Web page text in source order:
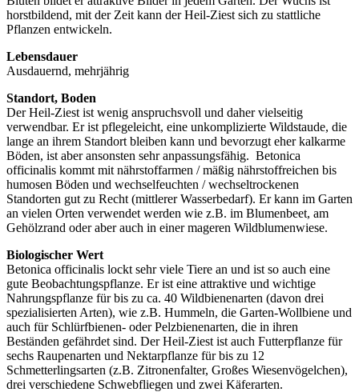
horstbildend, mit der Zeit kann der Heil-Ziest sich zu stattliche
Pflanzen entwickeln.
Lebensdauer
Ausdauernd, mehrjährig
Standort, Boden
Der Heil-Ziest ist wenig anspruchsvoll und daher vielseitig
verwendbar. Er ist pflegeleicht, eine unkomplizierte Wildstaude, die
lange an ihrem Standort bleiben kann und bevorzugt eher kalkarme
Böden, ist aber ansonsten sehr anpassungsfähig. Betonica
officinalis kommt mit nährstoffarmen / mäßig nährstoffreichen bis
humosen Böden und wechselfeuchten / wechseltrockenen
Standorten gut zu Recht (mittlerer Wasserbedarf). Er kann im Garten
an vielen Orten verwendet werden wie z.B. im Blumenbeet, am
Gehölzrand oder aber auch in einer mageren Wildblumenwiese.
Biologischer Wert
Betonica officinalis lockt sehr viele Tiere an und ist so auch eine
gute Beobachtungspflanze. Er ist eine attraktive und wichtige
Nahrungspflanze für bis zu ca. 40 Wildbienenarten (davon drei
spezialisierten Arten), wie z.B. Hummeln, die Garten-Wollbiene und
auch für Schlürfbienen- oder Pelzbienenarten, die in ihren
Beständen gefährdet sind. Der Heil-Ziest ist auch Futterpflanze für
sechs Raupenarten und Nektarpflanze für bis zu 12
Schmetterlingsarten (z.B. Zitronenfalter, Großes Wiesenvögelchen),
drei verschiedene Schwebfliegen und zwei Käferarten.